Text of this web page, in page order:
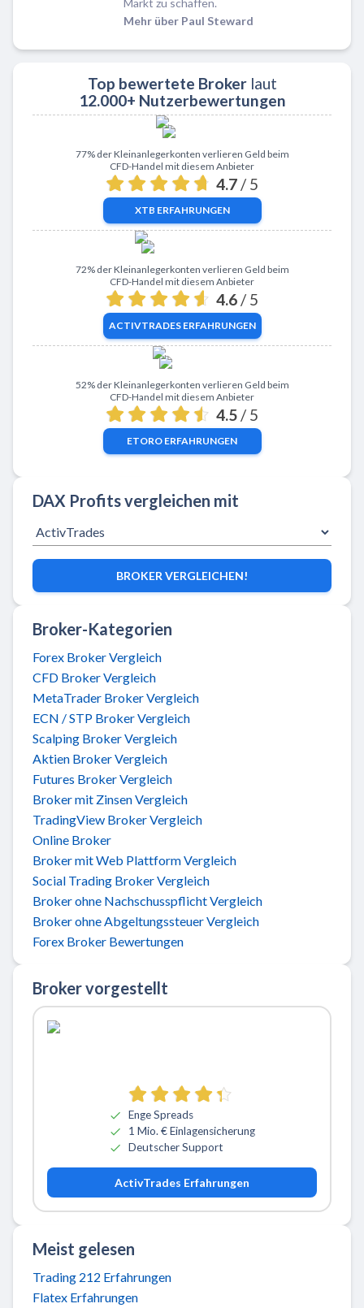
Mehr über Paul Steward
Top bewertete Brokerlaut
12.000+ Nutzerbewertungen
Zu XTB
77% der Kleinanlegerkonten verlieren Geld beim
CFD-Handel mit diesem Anbieter
4.7 / 5
XTB ERFAHRUNGEN
Zu ActivTrades
72% der Kleinanlegerkonten verlieren Geld beim
CFD-Handel mit diesem Anbieter
4.6 / 5
ACTIVTRADESERFAHRUNGEN
Zu eToro
52% der Kleinanlegerkonten verlieren Geld beim
CFD-Handel mit diesem Anbieter
4.5 / 5
ETORO ERFAHRUNGEN
DAX Profits vergleichen mit
BROKER VERGLEICHEN!
Broker-Kategorien
Forex Broker Vergleich
CFD Broker Vergleich
MetaTrader Broker Vergleich
ECN / STP Broker Vergleich
Scalping Broker Vergleich
Aktien Broker Vergleich
Futures Broker Vergleich
Broker mit Zinsen Vergleich
TradingView Broker Vergleich
Online Broker
Broker mit Web Plattform Vergleich
Social Trading Broker Vergleich
Broker ohne Nachschusspflicht Vergleich
Broker ohne Abgeltungssteuer Vergleich
Forex Broker Bewertungen
Broker vorgestellt
Enge Spreads
1 Mio. € Einlagensicherung
Deutscher Support
ActivTrades Erfahrungen
Meist gelesen
Trading 212 Erfahrungen
Flatex Erfahrungen